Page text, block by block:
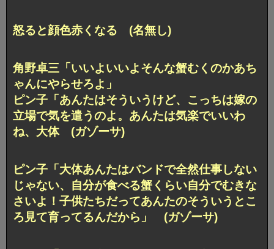
怒ると顔色赤くなる (名無し)
角野卓三「いいよいいよそんな蟹むくのかあち
ゃんにやらせろよ」
ピン子「あんたはそういうけど、こっちは嫁の
立場で気を遣うのよ。あんたは気楽でいいわ
ね、大体 (ガゾーサ)
ピン子「大体あんたはバンドで全然仕事しない
じゃない、自分が食べる蟹くらい自分でむきな
さいよ！子供たちだってあんたのそういうとこ
ろ見て育ってるんだから」 (ガゾーサ)